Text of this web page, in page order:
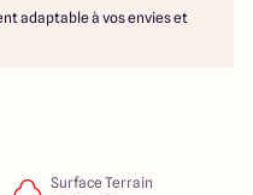
adaptable à vos envies et
Surface Terrain